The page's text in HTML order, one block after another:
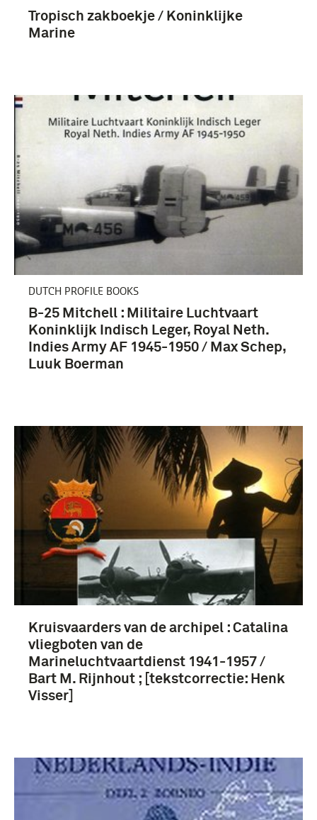
Tropisch zakboekje / Koninklijke
Marine
DUTCH PROFILE BOOKS
B-25 Mitchell : Militaire Luchtvaart
Koninklijk Indisch Leger, Royal Neth.
Indies Army AF 1945-1950 / Max Schep,
Luuk Boerman
Kruisvaarders van de archipel : Catalina
vliegboten van de
Marineluchtvaartdienst 1941-1957 /
Bart M. Rijnhout ; [tekstcorrectie: Henk
Visser]